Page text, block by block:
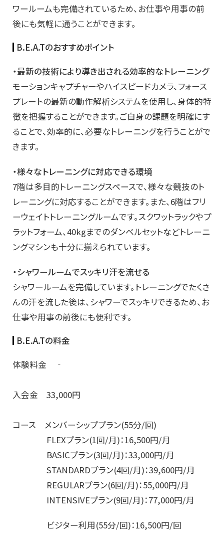
ワールームも完備されているため、お仕事や用事の前
後にも気軽に通うことができます。
B.E.A.Tのおすすめポイント
・最新の技術により導き出される効率的なトレーニング
モーションキャプチャーやハイスピードカメラ、フォース
プレートの最新の動作解析システムを使用し、身体的特
徴を把握することができます。ご自身の課題を明確にす
ることで、効率的に、必要なトレーニングを行うことがで
きます。
・様々なトレーニングに対応できる環境
7階は多目的トレーニングスペースで、様々な競技のト
レーニングに対応することができます。また、6階はフリ
ーウェイトトレーニングルームです。スクワットラックやプ
ラットフォーム、40kgまでのダンベルセットなどトレーニ
ングマシンも十分に揃えられています。
・シャワールームでスッキリ汗を流せる
シャワールームを完備しています。トレーニングでたくさ
んの汗を流した後は、シャワーでスッキリできるため、お
仕事や用事の前後にも便利です。
B.E.A.Tの料金
体験料金 ‐
入会金 33,000円
コース メンバーシッププラン(55分/回)
FLEXプラン(1回/月)：16,500円/月
BASICプラン(3回/月)：33,000円/月
STANDARDプラン(4回/月)：39,600円/月
REGULARプラン(6回/月)：55,000円/月
INTENSIVEプラン(9回/月)：77,000円/月
ビジター利用(55分/回)：16,500円/回